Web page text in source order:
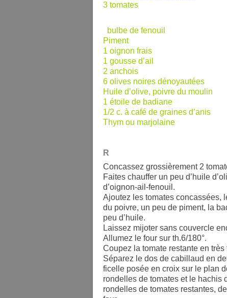
3 tomates
bulbe de fenouil
Piment
1 oignon frais
1 gousse d’ail
2 anchois
6 olives noires dénoyautées
Huile d’olive, poivre du moulin
1 étoile de badiane
1/2 c. à café de graines d’anis
Thym ou marjolaine
R
Concassez grossièrement 2
Faites chauffer un peu d’huile
d’oignon-ail-fenouil.
Ajoutez les tomates concassées,
du poivre, un peu de piment, la
peu d’huile.
Laissez mijoter sans couvercle
Allumez le four sur th.6/180°.
Coupez la tomate restante en
Séparez le dos de cabillaud en
ficelle posée en croix sur le plan
rondelles de tomates et le hachis
rondelles de tomates restantes,